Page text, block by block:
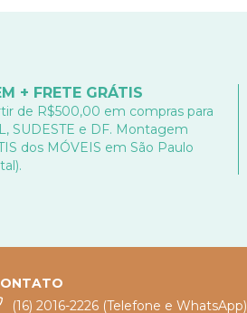
+ FRETE GRÁTIS
de R$500,00 em compras para
SUDESTE e DF. Montagem
dos MÓVEIS em São Paulo
(16) 2016-2226 (Telefone e WhatsApp)